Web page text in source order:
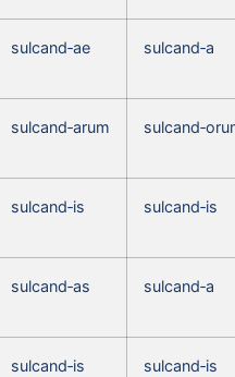
sulcand‑ae sulcand‑a
sulcand‑arum
sulcand‑is sulcand‑is
sulcand‑as sulcand‑a
sulcand‑is sulcand‑is